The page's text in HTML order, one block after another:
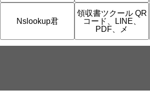
Nslookup君
領収書ツクール QR
コード、LINE、
PDF、メ